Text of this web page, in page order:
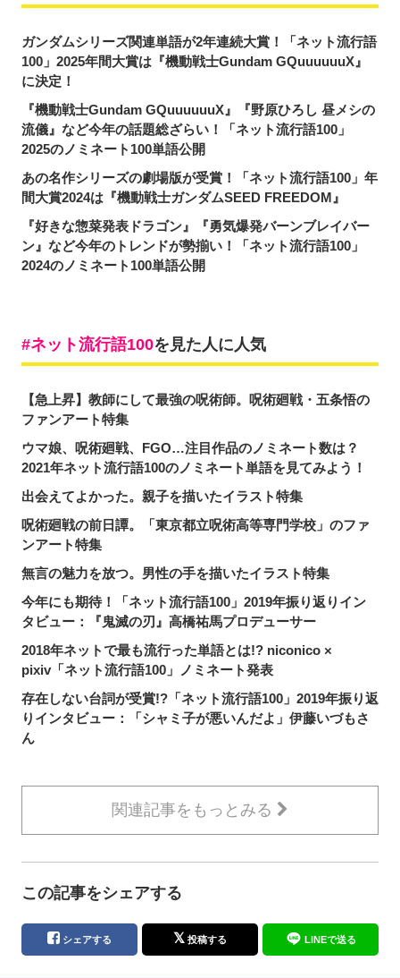
ガンダムシリーズ関連単語が2年連続大賞！「ネット流行語
100」2025年間大賞は『機動戦士Gundam GQuuuuuuX』
に決定！
『機動戦士Gundam GQuuuuuuX』『野原ひろし 昼メシの
流儀』など今年の話題総ざらい！「ネット流行語100」
2025のノミネート100単語公開
あの名作シリーズの劇場版が受賞！「ネット流行語100」年
間大賞2024は『機動戦士ガンダムSEED FREEDOM』
『好きな惣菜発表ドラゴン』『勇気爆発バーンブレイバー
ン』など今年のトレンドが勢揃い！「ネット流行語100」
2024のノミネート100単語公開
ネット流行語100を見た人に人気
【急上昇】教師にして最強の呪術師。呪術廻戦・五条悟の
ファンアート特集
ウマ娘、呪術廻戦、FGO…注目作品のノミネート数は？
2021年ネット流行語100のノミネート単語を見てみよう！
出会えてよかった。親子を描いたイラスト特集
呪術廻戦の前日譚。「東京都立呪術高等専門学校」のファ
ンアート特集
無言の魅力を放つ。男性の手を描いたイラスト特集
今年にも期待！「ネット流行語100」2019年振り返りイン
タビュー：『鬼滅の刃』高橋祐馬プロデューサー
2018年ネットで最も流行った単語とは!? niconico ×
pixiv「ネット流行語100」ノミネート発表
存在しない台詞が受賞!?「ネット流行語100」2019年振り返
りインタビュー：「シャミ子が悪いんだよ」伊藤いづもさ
ん
関連記事をもっとみる
この記事をシェアする
シェアする 投稿する LINEで送る